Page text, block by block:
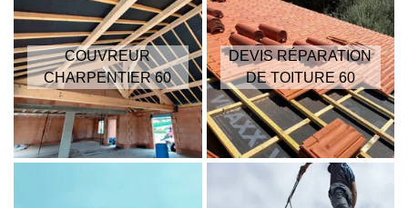
COUVREUR
CHARPENTIER 60
DEVIS RÉPARATION
DE TOITURE 60